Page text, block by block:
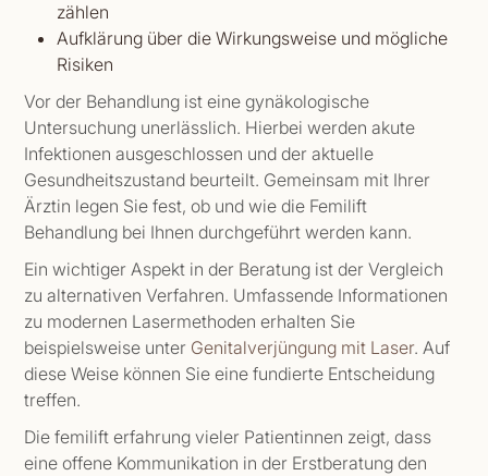
zählen
Aufklärung über die Wirkungsweise und mögliche
Risiken
Vor der Behandlung ist eine gynäkologische
Untersuchung unerlässlich. Hierbei werden akute
Infektionen ausgeschlossen und der aktuelle
Gesundheitszustand beurteilt. Gemeinsam mit Ihrer
Ärztin legen Sie fest, ob und wie die Femilift
Behandlung bei Ihnen durchgeführt werden kann.
Ein wichtiger Aspekt in der Beratung ist der Vergleich
zu alternativen Verfahren. Umfassende Informationen
zu modernen Lasermethoden erhalten Sie
beispielsweise unter Genitalverjüngung mit Laser. Auf
diese Weise können Sie eine fundierte Entscheidung
treffen.
Die femilift erfahrung vieler Patientinnen zeigt, dass
eine offene Kommunikation in der Erstberatung den